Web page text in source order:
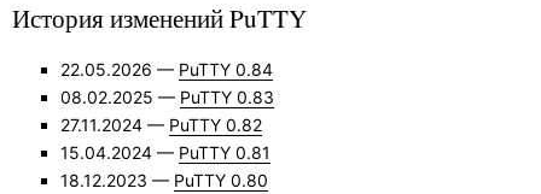
История изменений PuTTY
22.05.2026 — PuTTY 0.84
08.02.2025 — PuTTY 0.83
27.11.2024 — PuTTY 0.82
15.04.2024 — PuTTY 0.81
18.12.2023 — PuTTY 0.80